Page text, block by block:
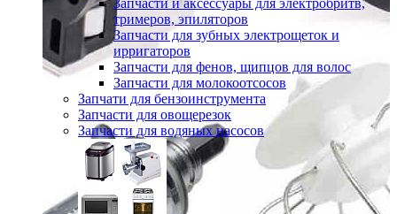
Запчасти и аксессуары для электробритв,
тримеров, эпиляторов
Запчасти для зубных электрощеток и
ирригаторов
Запчасти для фенов, щипцов для волос
Запчасти для молокоотсосов
Запчати для бензоинструмента
Запчасти для овощерезок
Запчасти для водяных насосов